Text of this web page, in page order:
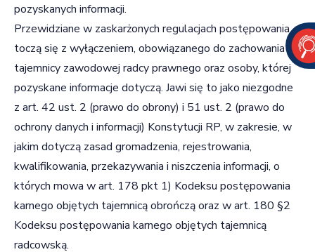
pozyskanych informacji.
Przewidziane w zaskarżonych regulacjach postępowania
toczą się z wyłączeniem, obowiązanego do zachowania
tajemnicy zawodowej radcy prawnego oraz osoby, której
pozyskane informacje dotyczą. Jawi się to jako niezgodne
z art. 42 ust. 2 (prawo do obrony) i 51 ust. 2 (prawo do
ochrony danych i informacji) Konstytucji RP, w zakresie, w
jakim dotyczą zasad gromadzenia, rejestrowania,
kwalifikowania, przekazywania i niszczenia informacji, o
których mowa w art. 178 pkt 1) Kodeksu postępowania
karnego objętych tajemnicą obrończą oraz w art. 180 §2
Kodeksu postępowania karnego objętych tajemnicą
radcowską.